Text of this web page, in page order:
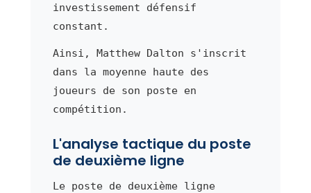
investissement défensif
constant.
Ainsi, Matthew Dalton s'inscrit
dans la moyenne haute des
joueurs de son poste en
compétition.
L'analyse tactique du poste
de deuxième ligne
Le poste de deuxième ligne